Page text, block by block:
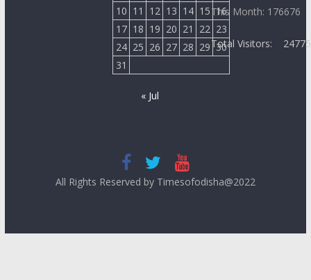
10 11 12 13 14 15 16
17 18 19 20 21 22 23
24 25 26 27 28 29 30
31
« Jul
This Month: 176676
Total Visitors:
All Rights Reserved by Timesofodisha@2022